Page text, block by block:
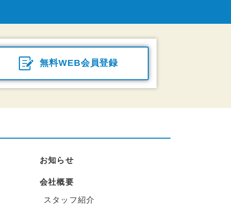
無料WEB会員登録
お知らせ
会社概要
スタッフ紹介